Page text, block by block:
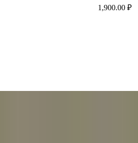
1,900.00 ₽